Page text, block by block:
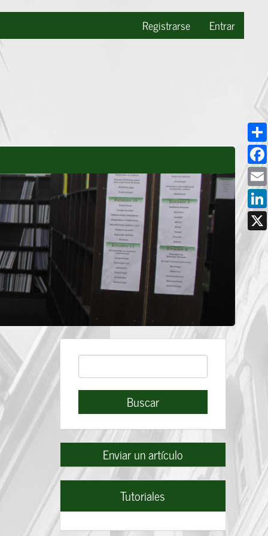
Registrarse Entrar
Buscar
Buscar
Enviar
un
Enviar un artículo
Tutoriales